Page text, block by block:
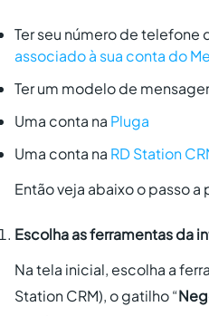
Ter seu número de telefone
associado à sua conta do
Ter um modelo de
Uma conta na Pluga
Uma conta na RD Station
Então veja abaixo o passo
Escolha as ferramentas da
Na tela inicial, escolha a
Station CRM), o gatilho “